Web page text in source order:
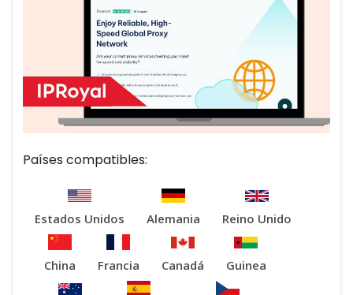
Países compatibles:
Estados Unidos Alemania Reino Unido
China Francia Canadá Guinea